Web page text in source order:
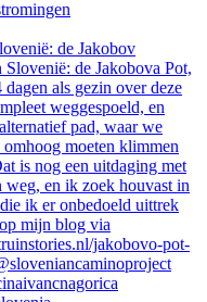
de Jakobov